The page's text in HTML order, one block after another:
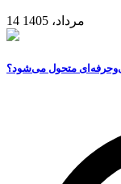
14 مرداد، 1405
متحول می‌شود؟